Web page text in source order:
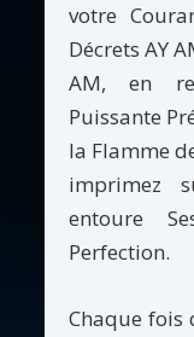
votre
Décrets AY
AM, en
Puissante
la Flamme
imprimez
entoure
Perfection.
Chaque fois